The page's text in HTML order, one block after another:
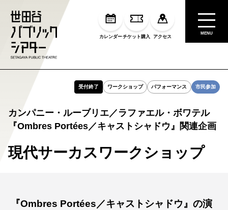
カレンダーチケット購入 アクセス
MENU
カンパニー・ルーブリエ／ラファエル・ボワテル
『Ombres Portées／キャストシャドウ』関連企画
受付終了 ワークショップ パフォーマンス 市民参加
現代サーカスワークショップ
『Ombres Portées／キャストシャドウ』の演